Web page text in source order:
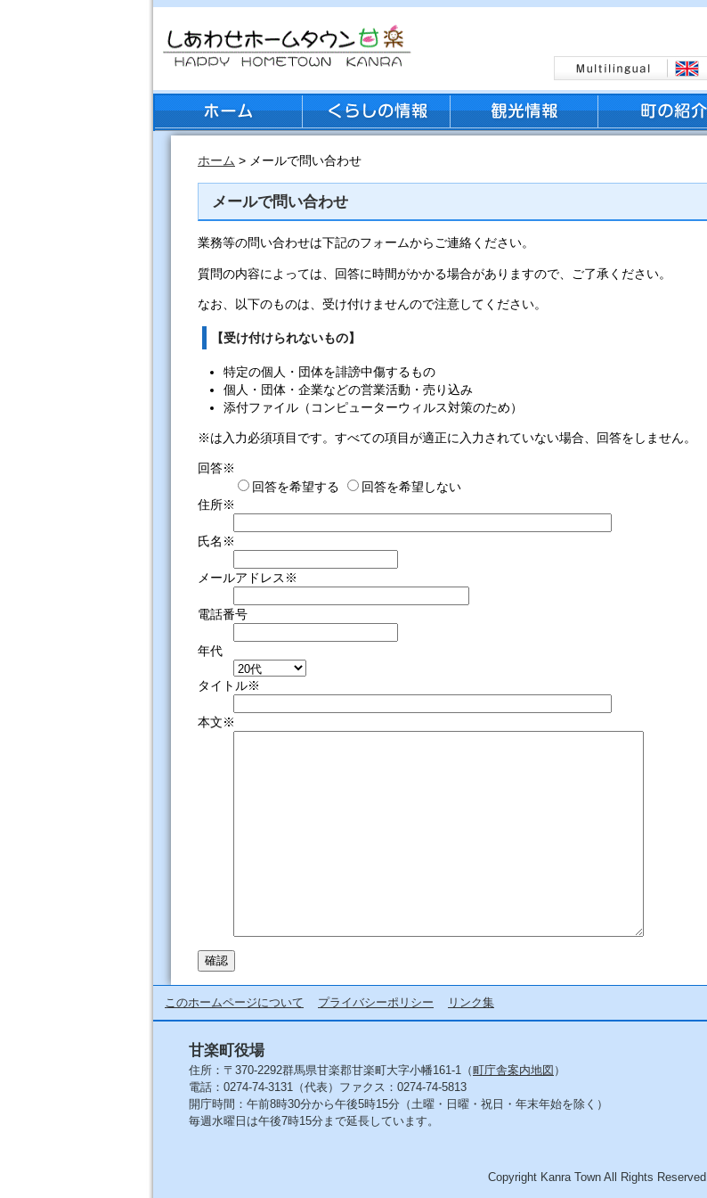
ホーム > メールで問い合わせ
メールで問い合わせ
業務等の問い合わせは下記のフォームからご連絡ください。
質問の内容によっては、回答に時間がかかる場合がありますので、ご了承ください。
なお、以下のものは、受け付けませんので注意してください。
【受け付けられないもの】
特定の個人・団体を誹謗中傷するもの
個人・団体・企業などの営業活動・売り込み
添付ファイル（コンピューターウィルス対策のため）
※は入力必須項目です。すべての項目が適正に入力されていない場合、回答をしません。
回答※
回答を希望する
回答を希望しない
住所※
氏名※
メールアドレス※
電話番号
年代
タイトル※
本文※
このホームページについて プライバシーポリシー リンク集
甘楽町役場
住所：〒370-2292群馬県甘楽郡甘楽町大字小幡161-1（町庁舎案内地図 ）
電話：0274-74-3131（代表）ファクス：0274-74-5813
開庁時間：午前8時30分から午後5時15分（土曜・日曜・祝日・年末年始を除く）
毎週水曜日は午後7時15分まで延長しています。
Copyright Kanra Town All Rights Reserved.